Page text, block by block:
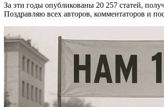
За эти годы опубликованы 20 257 статей,
Поздравляю всех авторов, комментаторов и